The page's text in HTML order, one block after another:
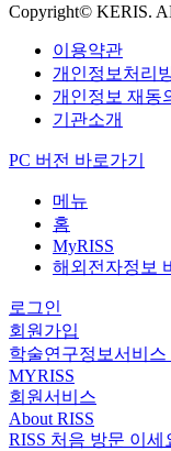
Copyright© KERIS.
이용약관
개인정보처리
개인정보 재동
기관소개
PC 버전 바로가기
메뉴
홈
MyRISS
해외전자정보
로그인
회원가입
학술연구정보서비스
MYRISS
회원서비스
About RISS
RISS 처음 방문 이세